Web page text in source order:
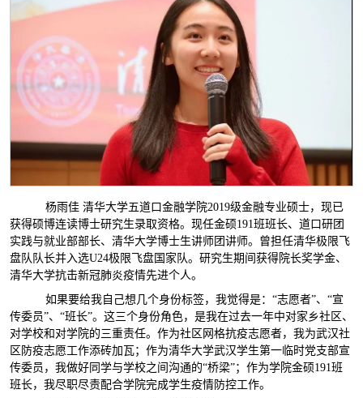
杨雨佳 清华大学五道口金融学院2019级金融专业硕士，现已
获得硕博连读博士研究生录取资格。现任金硕191班班长、道口研团
实践与就业部部长、清华大学博士生讲师团讲师。曾担任清华极限飞
盘队队长并入选U24极限飞盘国家队。研究生期间获得院长奖学金、
清华大学抗击新冠肺炎疫情先进个人。
如果要给我自己想几个身份标签，我觉得是：“志愿者”、“宣
传委员”、“班长”。这三个身份角色，是我在过去一年中对家乡社区、
对学校和对学院的三重责任。作为社区网格抗疫志愿者，我为武汉社
区防疫志愿工作添砖加瓦；作为清华大学武汉学生第一临时党支部宣
传委员，我做好同学与学校之间沟通的“桥梁”；作为学院金硕191班
班长，我尽职尽责配合学院完成学生疫情防控工作。